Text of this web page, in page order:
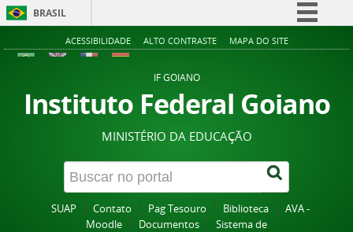
BRASIL
Simplifique!
Acesso à informação
Legislação
Canais
ACESSIBILIDADE ALTO CONTRASTE MAPA DO SITE
IF GOIANO
Instituto Federal Goiano
MINISTÉRIO DA EDUCAÇÃO
SUAP Contato Pag Tesouro Biblioteca
AVA -
Moodle
Documentos
Sistema de